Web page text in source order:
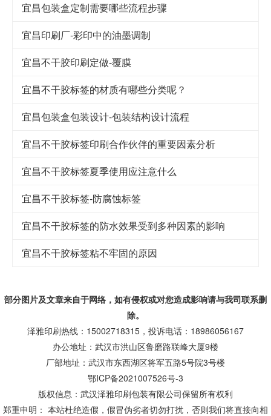
宜昌包装盒定制需要哪些流程步骤
宜昌印刷厂-彩印中的油墨调制
宜昌不干胶印刷定做-覆膜
宜昌不干胶标签的材质有哪些分类呢？
宜昌包装盒包装设计-包装结构设计流程
宜昌不干胶标签印刷合作伙伴的重要因素分析
宜昌不干胶标签夏季使用应注意什么
宜昌不干胶标签-防腐蚀标签
宜昌不干胶标签的防水效果受到多种因素的影响
宜昌不干胶标签粘不牢固的原因
部分图片及文章来自于网络，如有侵权或对您造成影响请与我司联系删
除。
泽雅印刷热线：15002718315，投诉电话：18986056167
办公地址：武汉市洪山区鲁磨路联峰大厦9楼
厂部地址：武汉市东西湖区将军五路5号院3号楼
鄂ICP备2021007526号-3
版权信息：武汉泽雅印刷包装有限公司保留所有权利
郑重申明： 本站杜绝造假，假冒伪劣者切勿打扰，否则我们将直接向相